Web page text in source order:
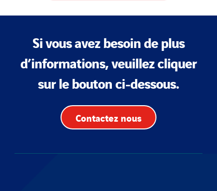
Si vous avez besoin de plus
d’informations, veuillez cliquer
sur le bouton ci-dessous.
Contactez nous